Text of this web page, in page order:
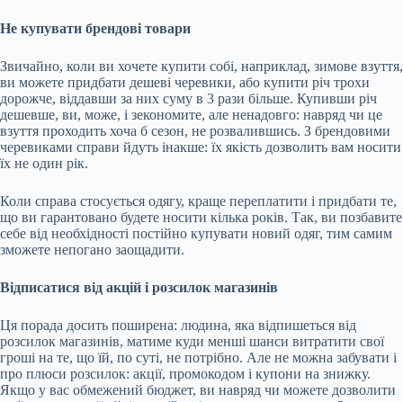
Не купувати брендові товари
Звичайно, коли ви хочете купити собі, наприклад, зимове взуття,
ви можете придбати дешеві черевики, або купити річ трохи
дорожче, віддавши за них суму в 3 рази більше. Купивши річ
дешевше, ви, може, і зекономите, але ненадовго: навряд чи це
взуття проходить хоча б сезон, не розвалившись. З брендовими
черевиками справи йдуть інакше: їх якість дозволить вам носити
їх не один рік.
Коли справа стосується одягу, краще переплатити і придбати те,
що ви гарантовано будете носити кілька років. Так, ви позбавите
себе від необхідності постійно купувати новий одяг, тим самим
зможете непогано заощадити.
Відписатися від акцій і розсилок магазинів
Ця порада досить поширена: людина, яка відпишеться від
розсилок магазинів, матиме куди менші шанси витратити свої
гроші на те, що їй, по суті, не потрібно. Але не можна забувати і
про плюси розсилок: акції, промокодом і купони на знижку.
Якщо у вас обмежений бюджет, ви навряд чи можете дозволити